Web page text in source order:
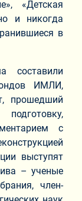
«Детская
и никогда
в
составили
ИМЛИ,
прошедший
с
выступят
– ученые
член-